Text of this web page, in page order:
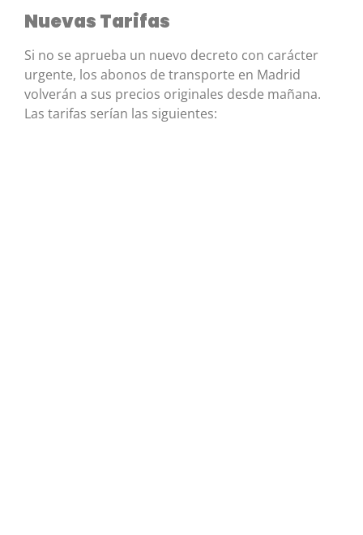
Nuevas Tarifas
Si no se aprueba un nuevo decreto con carácter
urgente, los abonos de transporte en Madrid
volverán a sus precios originales desde mañana.
Las tarifas serían las siguientes: